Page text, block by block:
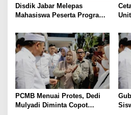
s
Disdik Jabar Melepas
Mahasiswa Peserta Program
PCMB Menuai Protes, Dedi
Mulyadi Diminta Copot